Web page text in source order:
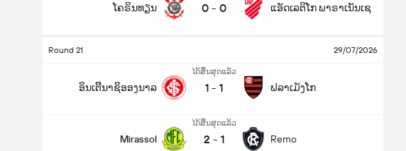
ໂຄຣິນທຽນ 0 - 0 ແອັດເລຕິໂກ ພາຣາເນັນເຊ
Round 21 29/07/2026
ອິນເຕີີນາຊິອອງນາລ
ໄດ້ສິ້ນສຸດແລ້ວ
1 - 1 ຟລາເມັງໂກ
Mirassol
ໄດ້ສິ້ນສຸດແລ້ວ
2 - 1 Remo